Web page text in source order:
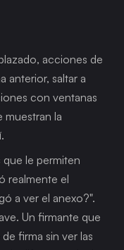
acciones de
anterior, saltar a
con ventanas
muestran la
le permiten
realmente el
a ver el anexo?".
Un firmante que
firma sin ver las